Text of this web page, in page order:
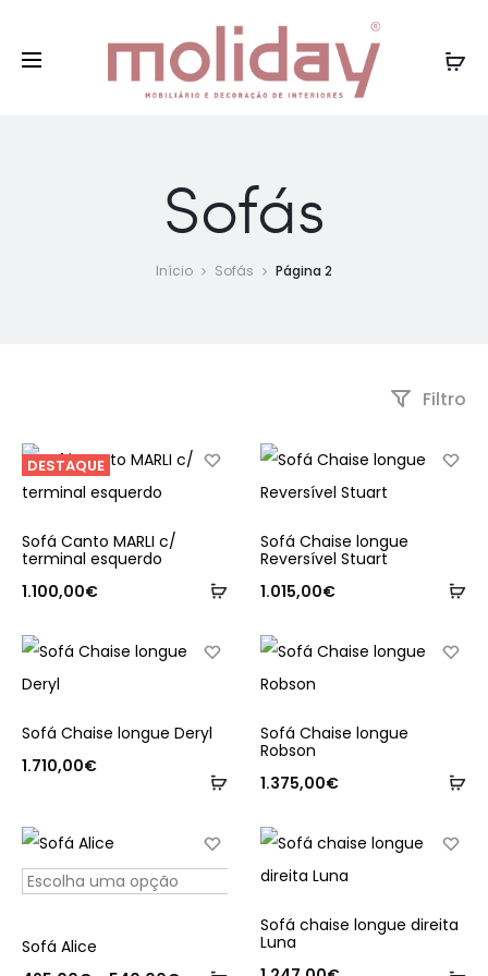
Entregas gratuitas Portugal Continental para
compras superiores a 75€
Sofás
Início Sofás Página 2
Filtro
DESTAQUE
Adicionar
Sofá Canto MARLI c/
terminal esquerdo
1.100,00€
Sofá Chaise longue
Reversível Stuart
1.015,00€
Adicionar
Sofá Chaise longue Deryl
1.710,00€
Sofá Chaise longue
Robson
1.375,00€
Sofá Alice
Sofá chaise longue direita
Luna